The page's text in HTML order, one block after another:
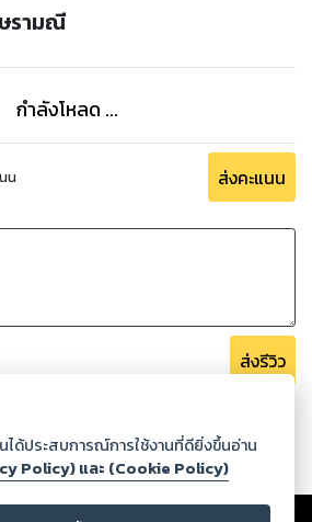
รามณี
กำลังโหลด ...
น ส่งคะแนน
ส่งรีวิว
Co., Ltd. - สตอรี่ล็อกขอสงวนสิทธิ์ไม่รับผิดชอบ
ได้ประสบการณ์การใช้งานที่ดียิ่งขึ้นอ่าน
Policy) และ (Cookie Policy)